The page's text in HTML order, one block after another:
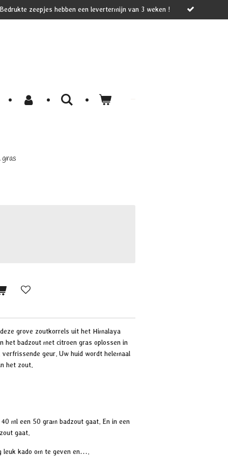
zeepjes hebben een levertermijn van 3 weken !
gras
grove zoutkorrels uit het Himalaya
het badzout met citroen gras oplossen in
geur. Uw huid wordt helemaal
het zout.
ml een 50 gram badzout gaat. En in een
gaat.
leuk kado om te geven en….